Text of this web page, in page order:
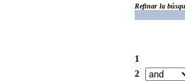
Refinar la
1
2